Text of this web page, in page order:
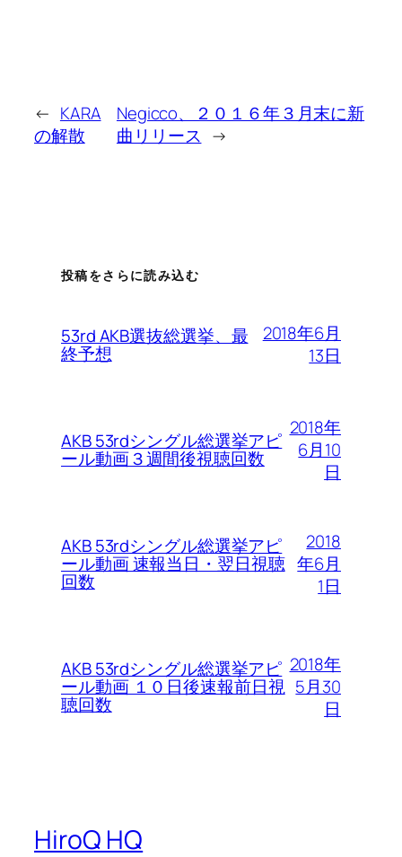
← KARA
の解散
Negicco、２０１６年３月末に新
曲リリース →
投稿をさらに読み込む
53rd AKB選抜総選挙、最
終予想
2018年6月
13日
AKB 53rdシングル総選挙アピ
ール動画３週間後視聴回数
2018年
6月10
日
AKB 53rdシングル総選挙アピ
ール動画 速報当日・翌日視聴
回数
2018
年6月
1日
AKB 53rdシングル総選挙アピ
ール動画 １０日後速報前日視
聴回数
2018年
5月30
日
HiroQ HQ